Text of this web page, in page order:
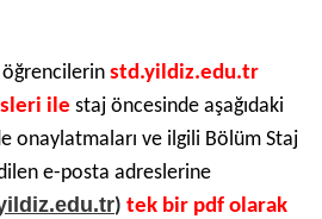
öğrencilerin std.yildiz.edu.tr
ile staj öncesinde aşağıdaki
onaylatmaları ve ilgili Bölüm Staj
e-posta adreslerine
) tek bir pdf olarak